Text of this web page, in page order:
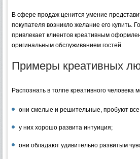
В сфере продаж ценится умение
покупателя возникло желание его купить.
привлекает клиентов креативным
оригинальным обслуживанием гостей.
Примеры креативных
Распознать в толпе креативного человека
они смелые и решительные, пробуют
у них хорошо развита интуиция;
они обладают удивительно развитым